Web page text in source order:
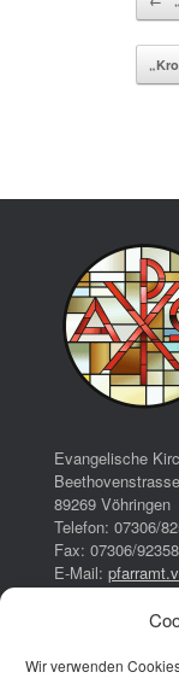
Wir verwenden
Evangelische
89269 Vöhringen
Telefon: 07306/
Fax: 07306/
E-Mail:
16:00 – 17:00 Uhr